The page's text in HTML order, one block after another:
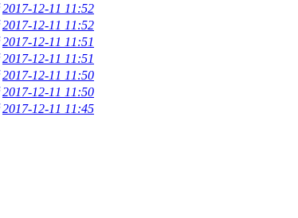
2017-12-11 11:52
2017-12-11 11:52
2017-12-11 11:51
2017-12-11 11:51
2017-12-11 11:50
2017-12-11 11:50
2017-12-11 11:45